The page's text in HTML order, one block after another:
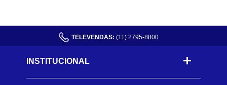
TELEVENDAS: (11) 2795-8800
INSTITUCIONAL